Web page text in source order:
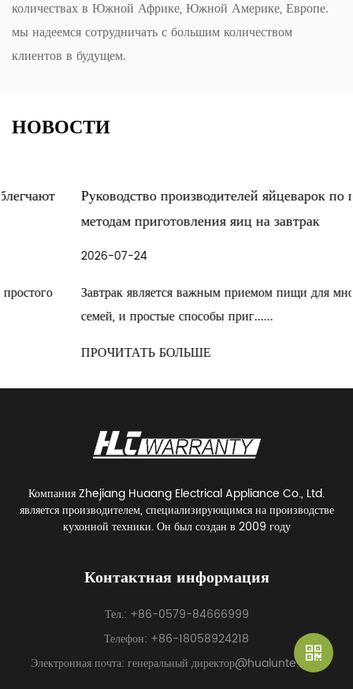
количествах в Южной Африке, Южной Америке, Европе.
мы надеемся сотрудничать с большим количеством
клиентов в будущем.
НОВОСТИ
Руководство производителей яйцеварок по простым
методам приготовления яиц на завтрак
2026-07-24
Завтрак является важным приемом пищи для многих
семей, и простые способы приг......
ПРОЧИТАТЬ БОЛЬШЕ
Компания Zhejiang Huaang Electrical Appliance Co., Ltd.
является производителем, специализирующимся на производстве
кухонной техники. Он был создан в 2009 году
Контактная информация
Тел.: +86-0579-84666999
Телефон: +86-18058924218
Электронная почта: генеральный директор@hualunte.com